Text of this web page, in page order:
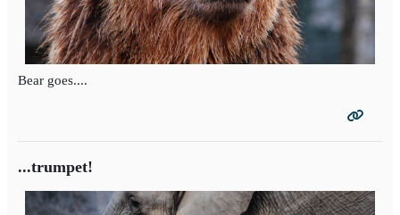
Bear goes....
...trumpet!